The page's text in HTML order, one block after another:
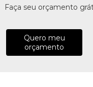
Faça seu orçamento
Quero meu
orçamento